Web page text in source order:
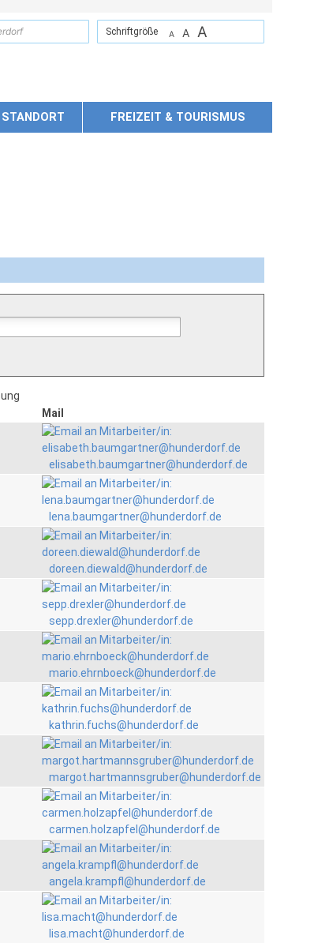
Schriftgröße A A A
FREIZEIT & TOURISMUS
Mail
elisabeth.baumgartner@hunderdorf.de
lena.baumgartner@hunderdorf.de
doreen.diewald@hunderdorf.de
sepp.drexler@hunderdorf.de
mario.ehrnboeck@hunderdorf.de
kathrin.fuchs@hunderdorf.de
margot.hartmannsgruber@hunderdorf.de
carmen.holzapfel@hunderdorf.de
angela.krampfl@hunderdorf.de
lisa.macht@hunderdorf.de